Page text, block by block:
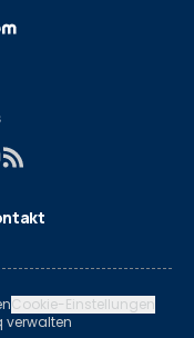
Cookie-Einstellungen
verwalten